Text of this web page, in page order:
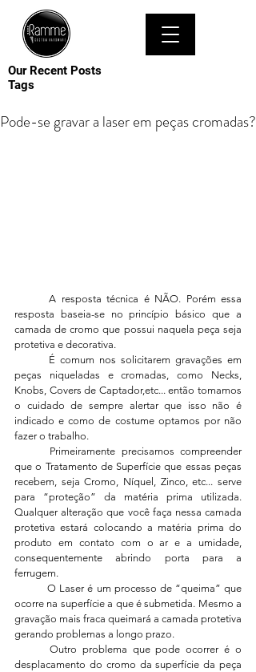
Our Recent Posts
Tags
Pode-se gravar a laser em peças cromadas?
	A resposta técnica é NÃO. Porém essa
resposta baseia-se no princípio básico que a
camada de cromo que possui naquela peça seja
protetiva e decorativa.
peças niqueladas e cromadas, como Necks,
Knobs, Covers de Captador,etc... então tomamos
o cuidado de sempre alertar que isso não é
indicado e como de costume optamos por não
fazer o trabalho.
que o Tratamento de Superfície que essas peças
recebem, seja Cromo, Níquel, Zinco, etc... serve
para “proteção” da matéria prima utilizada.
Qualquer alteração que você faça nessa camada
protetiva estará colocando a matéria prima do
produto em contato com o ar e a umidade,
consequentemente abrindo porta para a
ferrugem.
	O Laser é um processo de “queima” que
ocorre na superfície a que é submetida. Mesmo a
gravação mais fraca queimará a camada protetiva
gerando problemas a longo prazo.
desplacamento do cromo da superfície da peça